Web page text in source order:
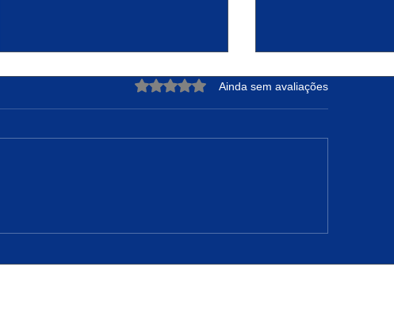
Avaliado com 0 de 5 estrelas.
Ainda sem avaliações